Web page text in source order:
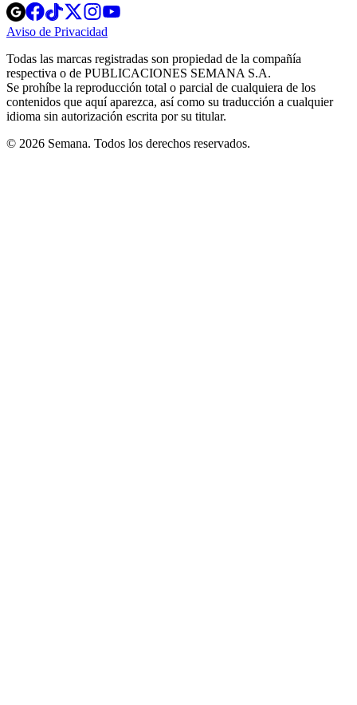
Opens
in
new
Opens
in
new
Opens
in
new
window
Opens
new
windowwindow
Aviso de Privacidad
new
window
Todas las marcas registradas son propiedad de la compañía
respectiva o de PUBLICACIONES SEMANA S.A.
Se prohíbe la reproducción total o parcial de cualquiera de los
contenidos que aquí aparezca, así como su traducción a cualquier
idioma sin autorización escrita por su titular.
© 2026 Semana. Todos los derechos reservados.